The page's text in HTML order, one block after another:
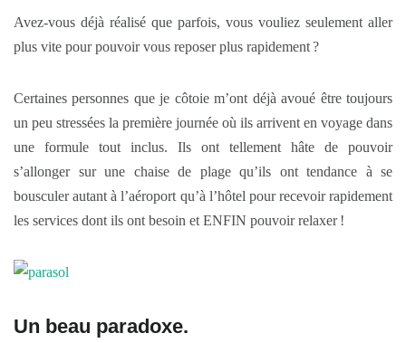
Avez-vous déjà réalisé que parfois, vous vouliez seulement aller
plus vite pour pouvoir vous reposer plus rapidement ?
Certaines personnes que je côtoie m’ont déjà avoué être toujours
un peu stressées la première journée où ils arrivent en voyage dans
une formule tout inclus. Ils ont tellement hâte de pouvoir
s’allonger sur une chaise de plage qu’ils ont tendance à se
bousculer autant à l’aéroport qu’à l’hôtel pour recevoir rapidement
les services dont ils ont besoin et ENFIN pouvoir relaxer !
Un beau paradoxe.